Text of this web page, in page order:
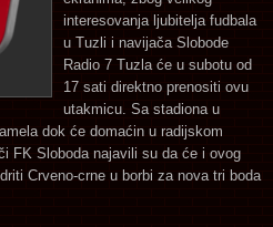
interesovanja ljubitelja fudbala
u Tuzli i navijača Slobode
Radio 7 Tuzla će u subotu od
17 sati direktno prenositi ovu
utakmicu. Sa stadiona u
dok će domaćin u radijskom
FK Sloboda najavili su da će i ovog
Crveno-crne u borbi za nova tri boda